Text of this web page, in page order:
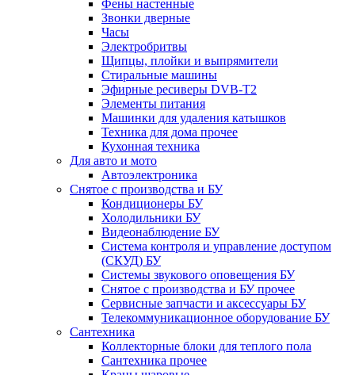
Фены настенные
Звонки дверные
Часы
Электробритвы
Щипцы, плойки и выпрямители
Стиральные машины
Эфирные ресиверы DVB-T2
Элементы питания
Машинки для удаления катышков
Техника для дома прочее
Кухонная техника
Для авто и мото
Автоэлектроника
Снятое с производства и БУ
Кондиционеры БУ
Холодильники БУ
Видеонаблюдение БУ
Система контроля и управление доступом
(СКУД) БУ
Системы звукового оповещения БУ
Снятое с производства и БУ прочее
Сервисные запчасти и аксессуары БУ
Телекоммуникационное оборудование БУ
Сантехника
Коллекторные блоки для теплого пола
Сантехника прочее